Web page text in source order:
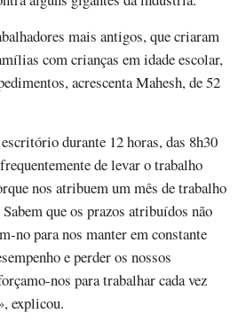
mais antigos, que criaram
com crianças em idade escolar,
acrescenta Mahesh, de 52
durante 12 horas, das 8h30
de levar o trabalho
nos atribuem um mês de trabalho
que os prazos atribuídos não
no para nos manter em constante
e perder os nossos
nos para trabalhar cada vez
explicou.